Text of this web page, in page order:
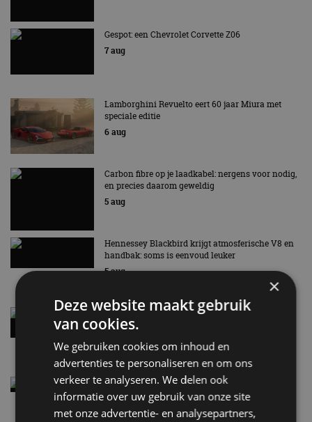
Gespot: een Chevrolet Corvette Z06
7 aug
Lamborghini Revuelto eert 60 jaar Miura met
speciale editie
6 aug
Carbon fibre op je laadkabel: nergens voor nodig,
en precies daarom geweldig
5 aug
Hennessey Blackbird krijgt atmosferische V8 en
handbak: soms is eenvoud leuker
5 aug
Audi A2 e-Tron mikt op verbruik van 12,8 kWh
per 100 kilometer
Elektrische Geely E2 (tijdelijk) net zo goedkoop
als een Renault Twingo
4 aug
×
Deze website maakt gebruik
van cookies.
We gebruiken cookies om inhoud en
advertenties te personaliseren en om ons
verkeer te analyseren. We delen ook
informatie over uw gebruik van onze site
met onze advertentie- en analysepartners,